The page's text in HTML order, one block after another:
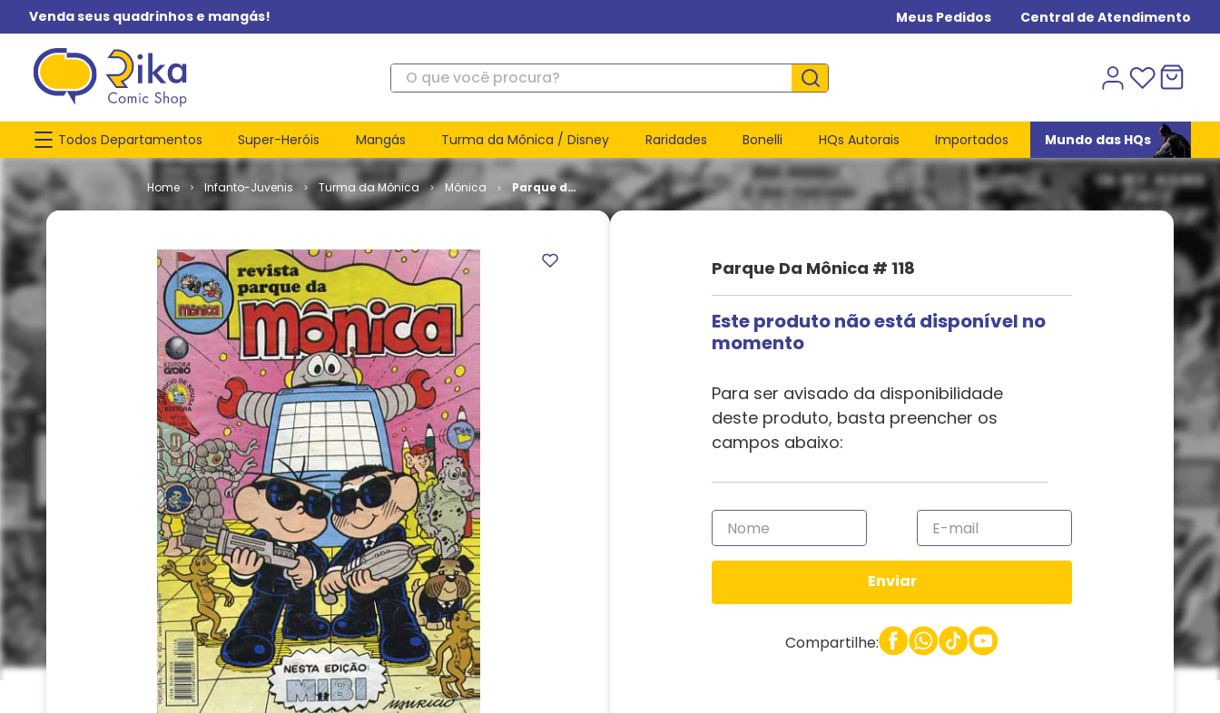
Venda seus quadrinhos e mangás! Meus Pedidos Central de Atendimento
O que você procura?
Todos Departamentos Super-Heróis Mangás Turma da Mônica / Disney Raridades Bonelli HQs Autorais Importados Mundo das HQs
Infanto-Juvenis Turma da Mônica Mônica
Parque da
Mônica #
Parque Da Mônica # 118
Este produto não está disponível no
momento
Para ser avisado da disponibilidade
deste produto, basta preencher os
campos abaixo:
Enviar
Compartilhe: